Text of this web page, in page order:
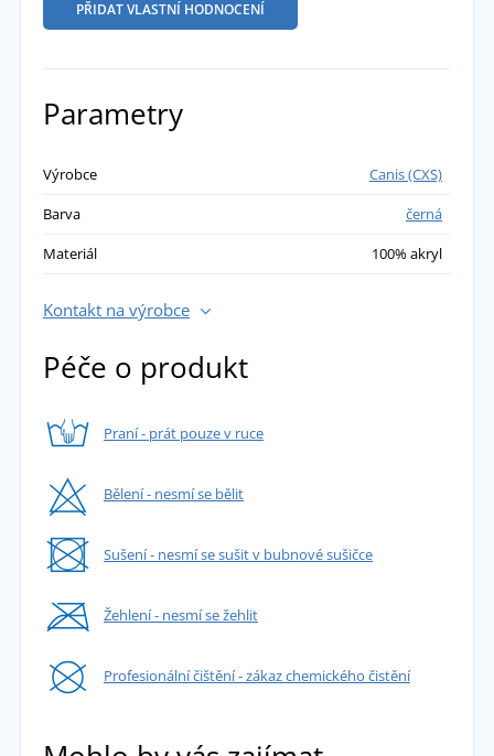
PŘIDAT VLASTNÍ HODNOCENÍ
Parametry
Výrobce
Canis (CXS)
Barva
černá
Materiál
100% akryl
Kontakt na výrobce
Péče o produkt
Praní - prát pouze v ruce
Bělení - nesmí se bělit
Sušení - nesmí se sušit v bubnové sušičce
Žehlení - nesmí se žehlit
Profesionální čištění - zákaz chemického čistění